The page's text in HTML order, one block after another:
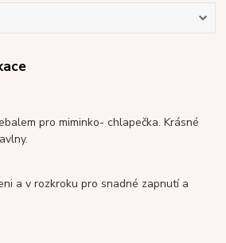
pro miminko- chlapečka. Krásné
a v rozkroku pro snadné zapnutí a